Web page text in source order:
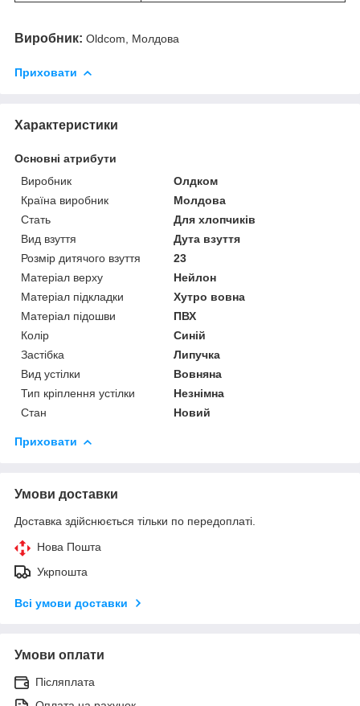
Виробник: Oldcom, Молдова
Приховати
Характеристики
Основні атрибути
Виробник
Олдком
Країна виробник
Молдова
Стать
Для хлопчиків
Вид взуття
Дута взуття
Розмір дитячого взуття
23
Матеріал верху
Нейлон
Матеріал підкладки
Хутро вовна
Матеріал підошви
ПВХ
Колір
Синій
Застібка
Липучка
Вид устілки
Вовняна
Тип кріплення устілки
Незнімна
Стан
Новий
Приховати
Умови доставки
Доставка здійснюється тільки по передоплаті.
Нова Пошта
Укрпошта
Всі умови доставки
Умови оплати
Післяплата